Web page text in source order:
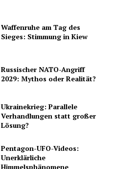
Waffenruhe am Tag des
Sieges: Stimmung in Kiew
Russischer NATO-Angriff
2029: Mythos oder Realität?
Ukrainekrieg: Parallele
Verhandlungen statt großer
Lösung?
Pentagon-UFO-Videos:
Unerklärliche
Himmelsphänomene